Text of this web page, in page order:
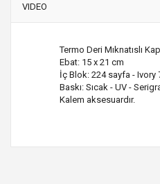
VIDEO
Termo Deri Mıknatıslı
Ebat: 15 x 21 cm
İç Blok: 224 sayfa - Ivory
Baskı: Sıcak - UV -
Kalem aksesuardır.